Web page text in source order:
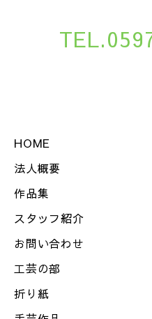
HOME
法人概要
作品集
スタッフ紹介
お問い合わせ
工芸の部
折り紙